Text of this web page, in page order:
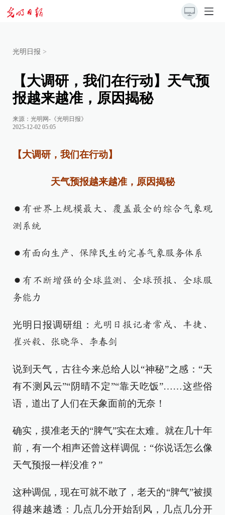
光明日报 >
【大调研，我们在行动】天气预
报越来越准，原因揭秘
来源： 光明网-《光明日报》
2025-12-02 05:05
【大调研，我们在行动】
天气预报越来越准，原因揭秘
●有世界上规模最大、覆盖最全的综合气象观
测系统
●有面向生产、保障民生的完善气象服务体系
●有不断增强的全球监测、全球预报、全球服
务能力
光明日报调研组：
光明日报记者常戍、丰捷、
崔兴毅、张晓华、李春剑
说到天气，古往今来总给人以“神秘”之感：“天
有不测风云”“阴晴不定”“靠天吃饭”……这些俗
语，道出了人们在天象面前的无奈！
确实，摸准老天的“脾气”实在太难。就在几十年
前，有一个相声还曾这样调侃：“你说话怎么像
天气预报一样没准？”
这种调侃，现在可就不敢了，老天的“脾气”被摸
得越来越透：几点几分开始刮风，几点几分开